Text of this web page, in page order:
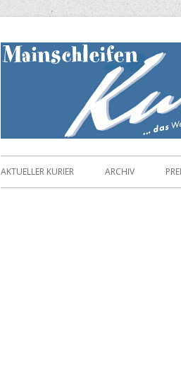
Primäres
AKTUELLER KURIER ARCHIV